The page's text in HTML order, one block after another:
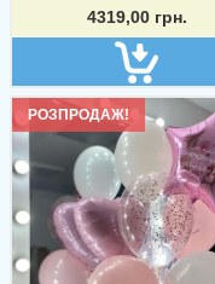
4319,00 грн.
РОЗПРОДАЖ!